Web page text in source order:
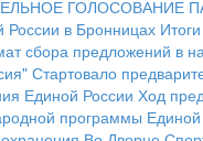
ГОЛОСОВАНИЕ
в Бронницах
сбора предложений в
Стартовало
Единой России Ход
программы